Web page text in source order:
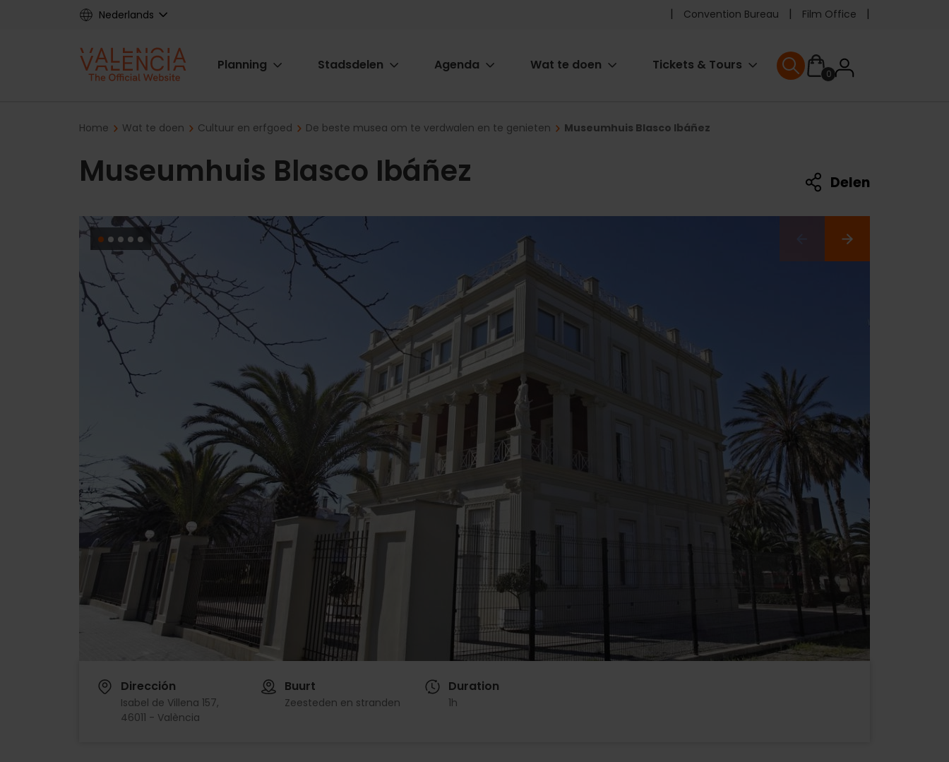
Nederlands
Pre
header
Convention Bureau Film Office
Main
Planning Stadsdelen Agenda Wat te doen Tickets & Tours
0User
User menu
Breadcrumb
Home Wat te doen Cultuur en erfgoed De beste musea om te verdwalen en te genieten Museumhuis Blasco Ibáñez
Museumhuis Blasco Ibáñez Delen
Dirección
Isabel de Villena 157,
46011 - València
Buurt
Zeesteden en stranden
Duration
1h